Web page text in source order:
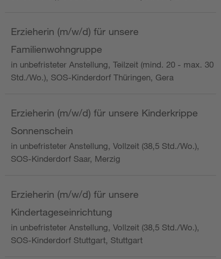
Erzieherin (m/w/d) für unsere
Familienwohngruppe
in unbefristeter Anstellung, Teilzeit (mind. 20 - max. 30
Std./Wo.), SOS-Kinderdorf Thüringen, Gera
Erzieherin (m/w/d) für unsere Kinderkrippe
Sonnenschein
in unbefristeter Anstellung, Vollzeit (38,5 Std./Wo.),
SOS-Kinderdorf Saar, Merzig
Erzieherin (m/w/d) für unsere
Kindertageseinrichtung
in unbefristeter Anstellung, Vollzeit (38,5 Std./Wo.),
SOS-Kinderdorf Stuttgart, Stuttgart